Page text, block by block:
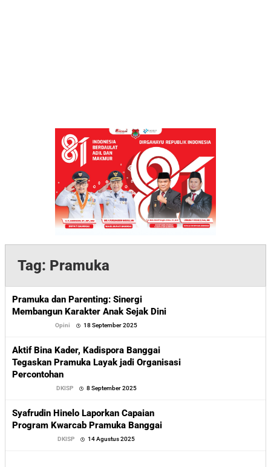
Tag: Pramuka
Pramuka dan Parenting: Sinergi
Membangun Karakter Anak Sejak Dini
Opini 18 September 2025
Aktif Bina Kader, Kadispora Banggai
Tegaskan Pramuka Layak jadi Organisasi
Percontohan
DKISP 8 September 2025
Syafrudin Hinelo Laporkan Capaian
Program Kwarcab Pramuka Banggai
DKISP 14 Agustus 2025